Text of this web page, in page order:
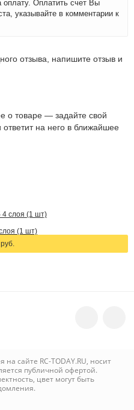
Оплатить счет Вы
указывайте в комментарии к
отзыва, напишите отзыв и
о товаре — задайте свой
на него в ближайшее
(1 шт)
сайте RC-TODAY.RU, носит
публичной офертой.
цвет могут быть